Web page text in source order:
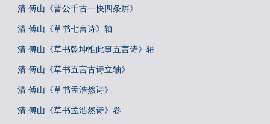
清 傅山《晋公千古一快四条屏》
清 傅山《草书七言诗》轴
清 傅山《草书乾坤惟此事五言诗》轴
清 傅山《草书五言古诗立轴》
清 傅山《草书孟浩然诗》
清 傅山《草书孟浩然诗》卷